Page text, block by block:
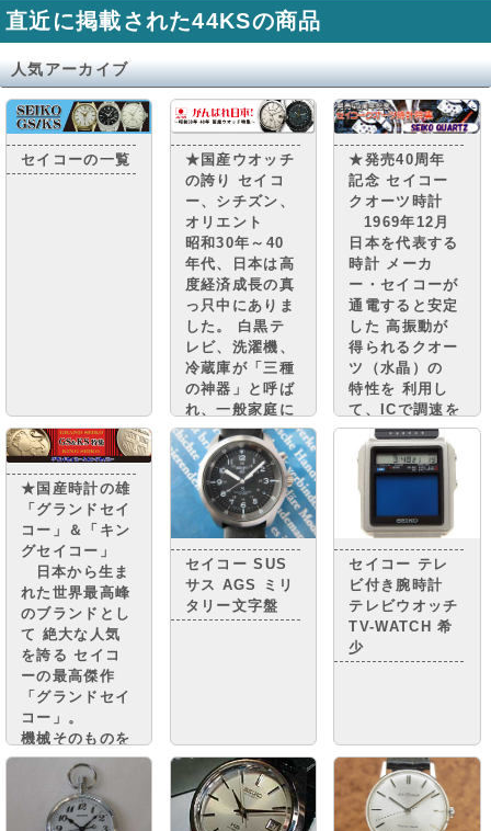
直近に掲載された44KSの商品
人気アーカイブ
セイコーの一覧
★国産ウオッチ
の誇り セイコ
ー、シチズン、
オリエント
昭和30年～40
年代、日本は高
度経済成長の真
っ只中にありま
した。 白黒テ
レビ、洗濯機、
冷蔵庫が「三種
の神器」と呼ば
れ、一般家庭に
普及。 街には
小さな憧れのマ
イカーが走り、
国民は豊かさの
実感と 自信を
取り戻しつつあ
りまし
た。・・・・
★発売40周年
記念 セイコー
クオーツ時計
1969年12月
日本を代表する
時計 メーカ
ー・セイコーが
通電すると安定
した 高振動が
得られるクオー
ツ（水晶）の
特性を 利用し
て、ICで調速を
行い、モーター
で針を動かす
機構を搭載した
クオーツ時計
“セイコークオ
ーツアストロ
ン”を 世界に先
駆けて発売しま
した。
★国産時計の雄
「グランドセイ
コー」＆「キン
グセイコー」
日本から生ま
れた世界最高峰
のブランドとし
て 絶大な人気
を誇る セイコ
ーの最高傑作
「グランドセイ
コー」。
機械そのものを
グランドセイコ
ーに準じながら
精度調整を簡略
化し グランド
セイコー SUS
サス AGS ミリ
タリー文字盤
セイコー テレ
ビ付き腕時計
テレビウオッチ
TV-WATCH 希
少